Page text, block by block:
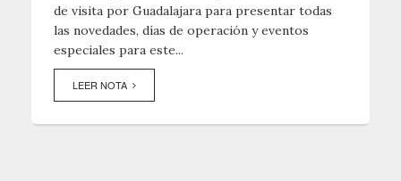
de visita por Guadalajara para presentar todas
las novedades, días de operación y eventos
especiales para este...
LEER NOTA